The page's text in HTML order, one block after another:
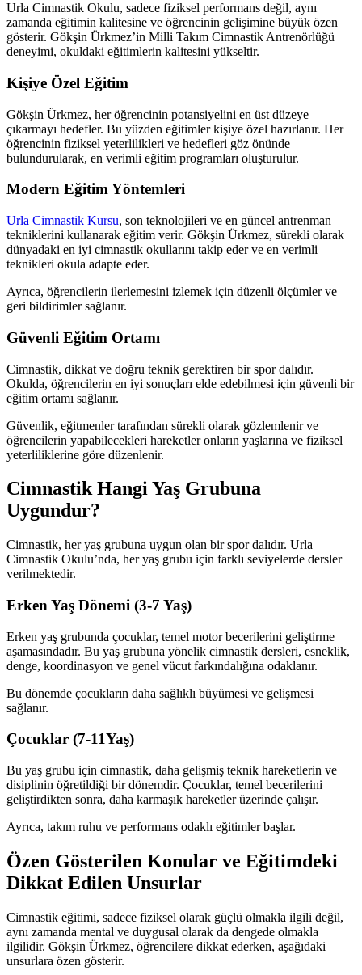
Urla Cimnastik Okulu, sadece fiziksel performans değil, aynı
zamanda eğitimin kalitesine ve öğrencinin gelişimine büyük özen
gösterir. Gökşin Ürkmez’in Milli Takım Cimnastik Antrenörlüğü
deneyimi, okuldaki eğitimlerin kalitesini yükseltir.
Kişiye Özel Eğitim
Gökşin Ürkmez, her öğrencinin potansiyelini en üst düzeye
çıkarmayı hedefler. Bu yüzden eğitimler kişiye özel hazırlanır. Her
öğrencinin fiziksel yeterlilikleri ve hedefleri göz önünde
bulundurularak, en verimli eğitim programları oluşturulur.
Modern Eğitim Yöntemleri
Urla Cimnastik Kursu, son teknolojileri ve en güncel antrenman
tekniklerini kullanarak eğitim verir. Gökşin Ürkmez, sürekli olarak
dünyadaki en iyi cimnastik okullarını takip eder ve en verimli
teknikleri okula adapte eder.
Ayrıca, öğrencilerin ilerlemesini izlemek için düzenli ölçümler ve
geri bildirimler sağlanır.
Güvenli Eğitim Ortamı
Cimnastik, dikkat ve doğru teknik gerektiren bir spor dalıdır.
Okulda, öğrencilerin en iyi sonuçları elde edebilmesi için güvenli bir
eğitim ortamı sağlanır.
Güvenlik, eğitmenler tarafından sürekli olarak gözlemlenir ve
öğrencilerin yapabilecekleri hareketler onların yaşlarına ve fiziksel
yeterliliklerine göre düzenlenir.
Cimnastik Hangi Yaş Grubuna
Uygundur?
Cimnastik, her yaş grubuna uygun olan bir spor dalıdır. Urla
Cimnastik Okulu’nda, her yaş grubu için farklı seviyelerde dersler
verilmektedir.
Erken Yaş Dönemi (3-7 Yaş)
Erken yaş grubunda çocuklar, temel motor becerilerini geliştirme
aşamasındadır. Bu yaş grubuna yönelik cimnastik dersleri, esneklik,
denge, koordinasyon ve genel vücut farkındalığına odaklanır.
Bu dönemde çocukların daha sağlıklı büyümesi ve gelişmesi
sağlanır.
Çocuklar (7-11Yaş)
Bu yaş grubu için cimnastik, daha gelişmiş teknik hareketlerin ve
disiplinin öğretildiği bir dönemdir. Çocuklar, temel becerilerini
geliştirdikten sonra, daha karmaşık hareketler üzerinde çalışır.
Ayrıca, takım ruhu ve performans odaklı eğitimler başlar.
Özen Gösterilen Konular ve Eğitimdeki
Dikkat Edilen Unsurlar
Cimnastik eğitimi, sadece fiziksel olarak güçlü olmakla ilgili değil,
aynı zamanda mental ve duygusal olarak da dengede olmakla
ilgilidir. Gökşin Ürkmez, öğrencilere dikkat ederken, aşağıdaki
unsurlara özen gösterir.